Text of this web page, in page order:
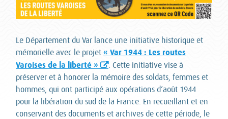
Le Département du Var lance une initiative historique et
mémorielle avec le projet « Var 1944 : Les routes
Varoises de la liberté »
. Cette initiative vise à
préserver et à honorer la mémoire des soldats, femmes et
hommes, qui ont participé aux opérations d’août 1944
pour la libération du sud de la France. En recueillant et en
conservant des documents et archives de cette période, le